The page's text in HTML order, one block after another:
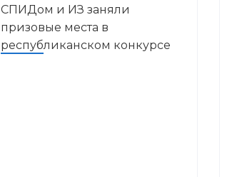
СПИДом и ИЗ заняли
призовые места в
республиканском конкурсе